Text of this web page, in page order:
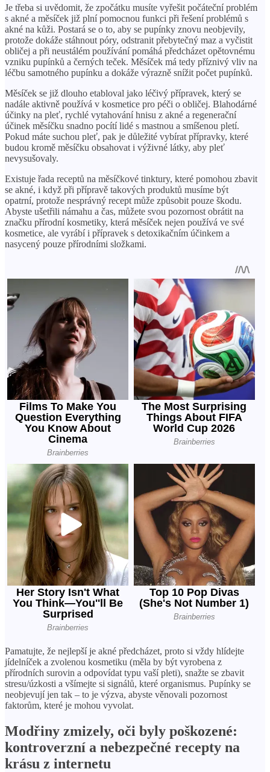
Je třeba si uvědomit, že zpočátku musíte vyřešit počáteční problém
s akné a měsíček již plní pomocnou funkci při řešení problémů s
akné na kůži. Postará se o to, aby se pupínky znovu neobjevily,
protože dokáže stáhnout póry, odstranit přebytečný maz a vyčistit
obličej a při neustálém používání pomáhá předcházet opětovnému
vzniku pupínků a černých teček. Měsíček má tedy příznivý vliv na
léčbu samotného pupínku a dokáže výrazně snížit počet pupínků.
Měsíček se již dlouho etabloval jako léčivý přípravek, který se
nadále aktivně používá v kosmetice pro péči o obličej. Blahodárné
účinky na pleť, rychlé vytahování hnisu z akné a regenerační
účinek měsíčku snadno pocítí lidé s mastnou a smíšenou pletí.
Pokud máte suchou pleť, pak je důležité vybírat přípravky, které
budou kromě měsíčku obsahovat i výživné látky, aby pleť
nevysušovaly.
Existuje řada receptů na měsíčkové tinktury, které pomohou zbavit
se akné, i když při přípravě takových produktů musíme být
opatrní, protože nesprávný recept může způsobit pouze škodu.
Abyste ušetřili námahu a čas, můžete svou pozornost obrátit na
značku přírodní kosmetiky, která měsíček nejen používá ve své
kosmetice, ale vyrábí i přípravek s detoxikačním účinkem a
nasycený pouze přírodními složkami.
Pamatujte, že nejlepší je akné předcházet, proto si vždy hlídejte
jídelníček a zvolenou kosmetiku (měla by být vyrobena z
přírodních surovin a odpovídat typu vaší pleti), snažte se zbavit
stresu/úzkosti a všímejte si signálů, které organismus. Pupínky se
neobjevují jen tak – to je výzva, abyste věnovali pozornost
faktorům, které je mohou vyvolat.
Modřiny zmizely, oči byly poškozené:
kontroverzní a nebezpečné recepty na
krásu z internetu